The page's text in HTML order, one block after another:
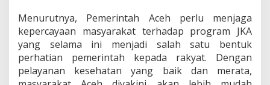
Menurutnya, Pemerintah Aceh perlu menjaga
kepercayaan masyarakat terhadap program JKA
yang selama ini menjadi salah satu bentuk
perhatian pemerintah kepada rakyat. Dengan
pelayanan kesehatan yang baik dan merata,